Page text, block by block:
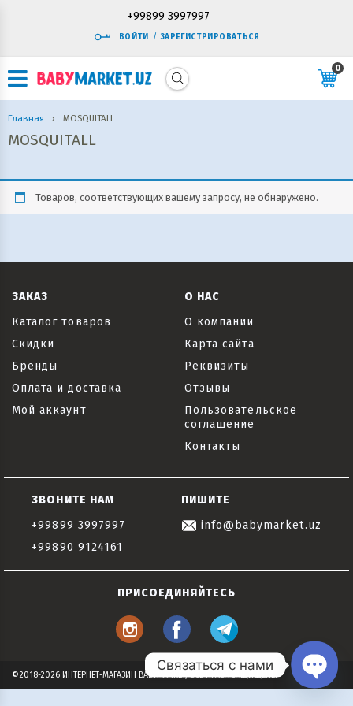
+99899 3997997
ВОЙТИ / ЗАРЕГИСТРИРОВАТЬСЯ
0
Главная › MOSQUITALL
MOSQUITALL
Товаров, соответствующих вашему запросу, не обнаружено.
ЗАКАЗ
Каталог товаров
Скидки
Бренды
Оплата и доставка
Мой аккаунт
О НАС
О компании
Карта сайта
Реквизиты
Отзывы
Пользовательское
соглашение
Контакты
ЗВОНИТЕ НАМ
+99899 3997997
+99890 9124161
ПИШИТЕ
info@babymarket.uz
ПРИСОЕДИНЯЙТЕСЬ
©2018-2026 ИНТЕРНЕТ-МАГАЗИН BABYMARKET, ВСЕ ПРАВА ЗАЩИЩЕНЫ
Связаться с нами
Open